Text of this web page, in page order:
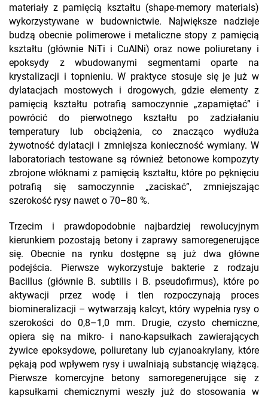
materiały z pamięcią kształtu (shape-memory materials)
wykorzystywane w budownictwie. Największe nadzieje
budzą obecnie polimerowe i metaliczne stopy z pamięcią
kształtu (głównie NiTi i CuAlNi) oraz nowe poliuretany i
epoksydy z wbudowanymi segmentami oparte na
krystalizacji i topnieniu. W praktyce stosuje się je już w
dylatacjach mostowych i drogowych, gdzie elementy z
pamięcią kształtu potrafią samoczynnie „zapamiętać” i
powrócić do pierwotnego kształtu po zadziałaniu
temperatury lub obciążenia, co znacząco wydłuża
żywotność dylatacji i zmniejsza konieczność wymiany. W
laboratoriach testowane są również betonowe kompozyty
zbrojone włóknami z pamięcią kształtu, które po pęknięciu
potrafią się samoczynnie „zaciskać”, zmniejszając
szerokość rysy nawet o 70–80 %.
Trzecim i prawdopodobnie najbardziej rewolucyjnym
kierunkiem pozostają betony i zaprawy samoregenerujące
się. Obecnie na rynku dostępne są już dwa główne
podejścia. Pierwsze wykorzystuje bakterie z rodzaju
Bacillus (głównie B. subtilis i B. pseudofirmus), które po
aktywacji przez wodę i tlen rozpoczynają proces
biomineralizacji – wytwarzają kalcyt, który wypełnia rysy o
szerokości do 0,8–1,0 mm. Drugie, czysto chemiczne,
opiera się na mikro- i nano-kapsułkach zawierających
żywice epoksydowe, poliuretany lub cyjanoakrylany, które
pękają pod wpływem rysy i uwalniają substancję wiążącą.
Pierwsze komercyjne betony samoregenerujące się z
kapsułkami chemicznymi weszły już do stosowania w